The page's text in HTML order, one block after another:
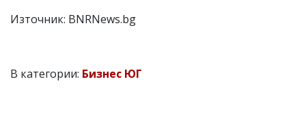
Източник: BNRNews.bg
В категории: Бизнес ЮГ